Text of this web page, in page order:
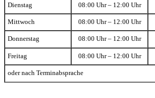
Dienstag 08:00 Uhr – 12:00 Uhr
Mittwoch 08:00 Uhr – 12:00 Uhr
Donnerstag 08:00 Uhr – 12:00 Uhr
Freitag 08:00 Uhr – 12:00 Uhr
oder nach Terminabsprache